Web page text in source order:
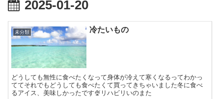
2025-01-20
未分類 冷たいもの
どうしても無性に食べたくなって身体が冷えて寒くなるってわかっ
ててそれでもどうしても食べたくて買ってきちゃいました冬に食べ
るアイス、美味しかったです🍨リハビリいのまた